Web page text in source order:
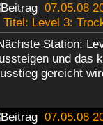
07.05.08
Level 3:
Station:
und das
gereicht
07.05.08